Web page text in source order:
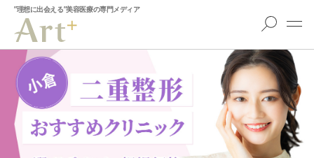
”理想に出会える”美容医療の専門メディア